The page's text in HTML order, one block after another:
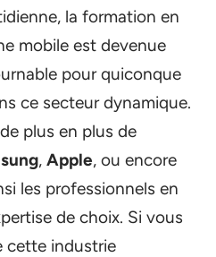
la formation en
mobile est devenue
pour quiconque
ce secteur dynamique.
plus en plus de
, Apple, ou encore
les professionnels en
de choix. Si vous
cette industrie